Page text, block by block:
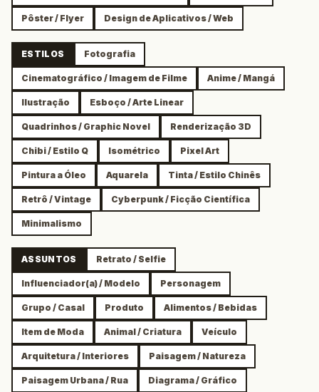
Pôster / Flyer Design de Aplicativos / Web
ESTILOS Fotografia
Cinematográfico / Imagem de Filme Anime / Mangá
Ilustração Esboço / Arte Linear
Quadrinhos / Graphic Novel Renderização 3D
Chibi / Estilo Q Isométrico Pixel Art
Pintura a Óleo Aquarela Tinta / Estilo Chinês
Retrô / Vintage Cyberpunk / Ficção Científica
Minimalismo
ASSUNTOS Retrato / Selfie
Influenciador(a) / Modelo Personagem
Grupo / Casal Produto Alimentos / Bebidas
Item de Moda Animal / Criatura Veículo
Arquitetura / Interiores Paisagem / Natureza
Paisagem Urbana / Rua Diagrama / Gráfico